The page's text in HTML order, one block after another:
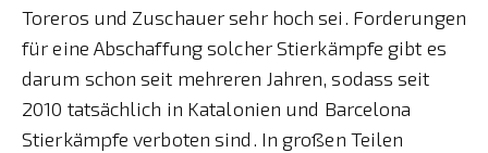
Toreros und Zuschauer sehr hoch sei. Forderungen
für eine Abschaffung solcher Stierkämpfe gibt es
darum schon seit mehreren Jahren, sodass seit
2010 tatsächlich in Katalonien und Barcelona
Stierkämpfe verboten sind. In großen Teilen